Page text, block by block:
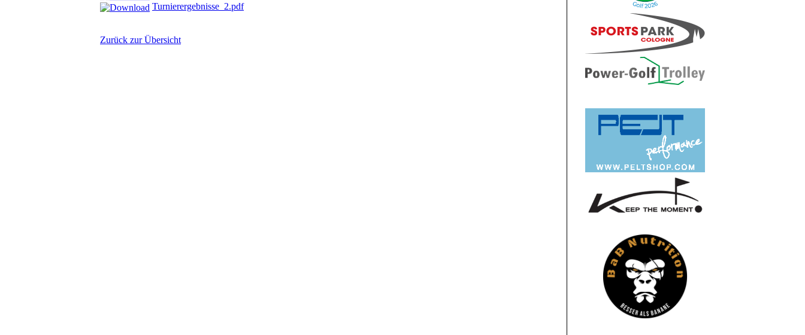
Turnierergebnisse_2.pdf
Zurück zur Übersicht